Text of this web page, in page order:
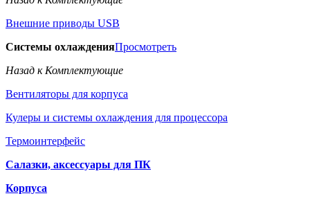
Внешние приводы USB
Системы охлажденияПросмотреть
Назад к Комплектующие
Вентиляторы для корпуса
Кулеры и системы охлаждения для процессора
Термоинтерфейс
Салазки, аксессуары для ПК
Корпуса